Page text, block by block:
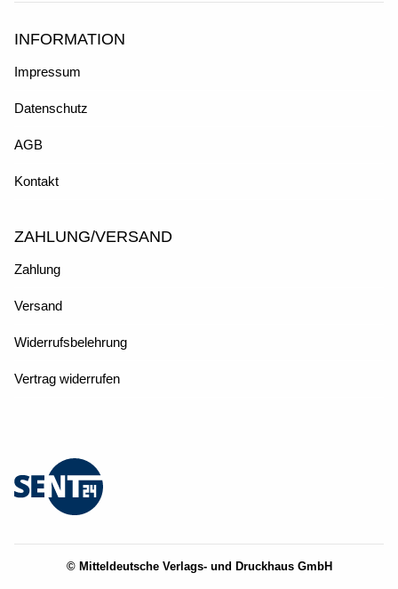
INFORMATION
Impressum
Datenschutz
AGB
Kontakt
ZAHLUNG/VERSAND
Zahlung
Versand
Widerrufsbelehrung
Vertrag widerrufen
© Mitteldeutsche Verlags- und Druckhaus GmbH